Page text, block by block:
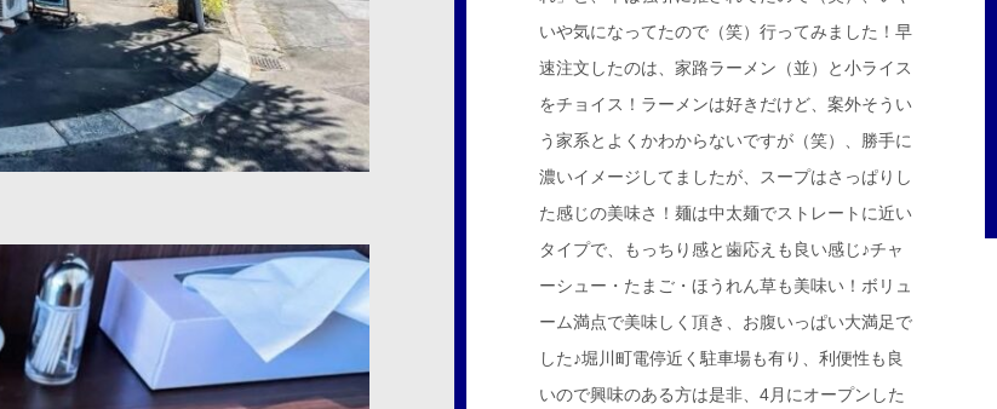
いや気になってたので（笑）行ってみました！早
速注文したのは、家路ラーメン（並）と小ライス
をチョイス！ラーメンは好きだけど、案外そうい
う家系とよくかわからないですが（笑）、勝手に
濃いイメージしてましたが、スープはさっぱりし
た感じの美味さ！麺は中太麺でストレートに近い
タイプで、もっちり感と歯応えも良い感じ♪チャ
ーシュー・たまご・ほうれん草も美味い！ボリュ
ーム満点で美味しく頂き、お腹いっぱい大満足で
した♪堀川町電停近く駐車場も有り、利便性も良
いので興味のある方は是非、4月にオープンした